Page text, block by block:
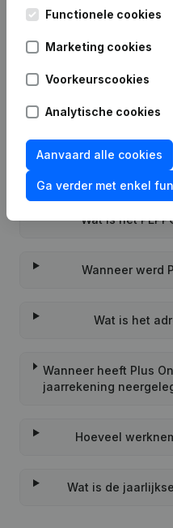
06-08-2024
Veelgestelde vragen
Wat is het btw-
Wat is het
Wanneer werd
Wat is het
Wanneer heeft Plus
jaarrekening
Hoeveel
Wat is de
Functionele cookies
Marketing cookies
Voorkeurscookies
Analytische cookies
Aanvaard alle cookies
Ga verder met enkel